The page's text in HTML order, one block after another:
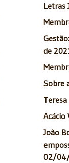
Letras
de
Sobre
Acácio
João
02/